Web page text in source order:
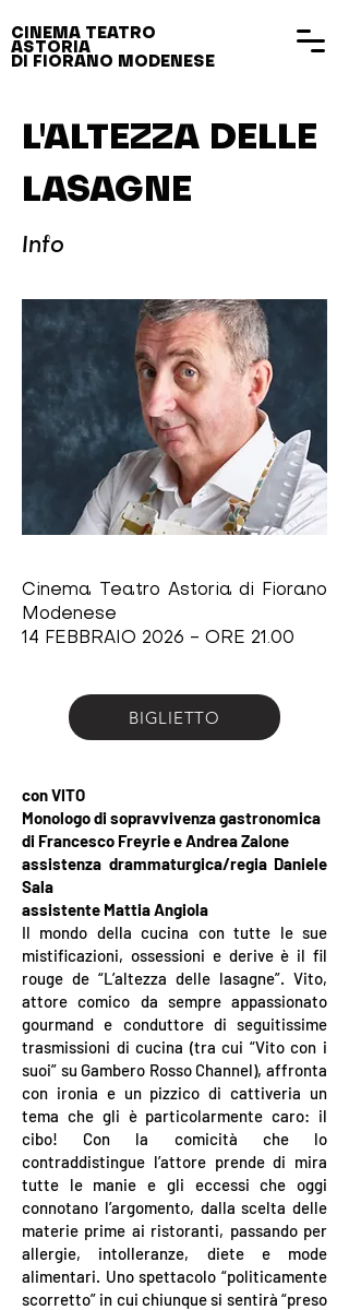
CINEMA TEATRO
ASTORIA
DI FIORANO MODENESE
L'ALTEZZA DELLE
LASAGNE
Info
Cinema Teatro Astoria di Fiorano
Modenese
14 FEBBRAIO 2026 - ORE 21.00
BIGLIETTO
con VITO
Monologo di sopravvivenza gastronomica
di Francesco Freyrie e Andrea Zalone
assistenza drammaturgica/regia Daniele
Sala
assistente Mattia Angiola
Il mondo della cucina con tutte le sue
mistificazioni, ossessioni e derive è il fil
rouge de “L’altezza delle lasagne”. Vito,
attore comico da sempre appassionato
gourmand e conduttore di seguitissime
trasmissioni di cucina (tra cui “Vito con i
suoi” su Gambero Rosso Channel), affronta
con ironia e un pizzico di cattiveria un
tema che gli è particolarmente caro: il
cibo! Con la comicità che lo
contraddistingue l’attore prende di mira
tutte le manie e gli eccessi che oggi
connotano l’argomento, dalla scelta delle
materie prime ai ristoranti, passando per
allergie, intolleranze, diete e mode
alimentari. Uno spettacolo “politicamente
scorretto” in cui chiunque si sentirà “preso